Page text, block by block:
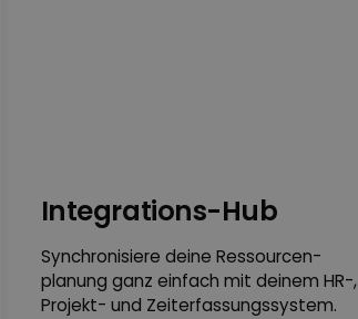
Integrations-Hub
Synchronisiere deine Ressourcen­
planung ganz einfach mit deinem HR-,
Projekt- und Zeiter­fassungs­system.